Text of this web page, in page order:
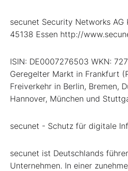
secunet Security Networks
45138 Essen http://
ISIN: DE0007276503 WKN:
Geregelter Markt in Frankfurt
Freiverkehr in Berlin, Bremen,
Hannover, München und
secunet - Schutz für digitale
secunet ist Deutschlands
Unternehmen. In einer